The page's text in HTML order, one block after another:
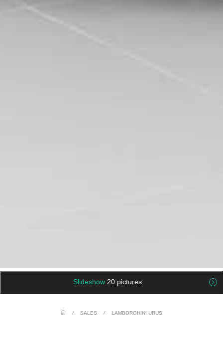
Slideshow 20 pictures
/ SALES / LAMBORGHINI URUS